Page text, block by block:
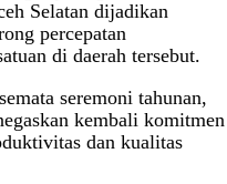
Selatan dijadikan
percepatan
di daerah tersebut.
seremoni tahunan,
kembali komitmen
dan kualitas